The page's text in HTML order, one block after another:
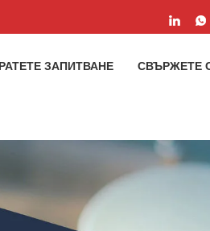
ЗАПИТВАНЕ СВЪРЖЕТЕ